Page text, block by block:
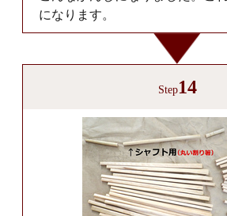
になります。
Step14